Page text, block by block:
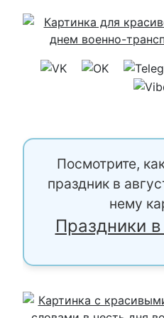
Посмотрите,
праздник в
нему
Праздники